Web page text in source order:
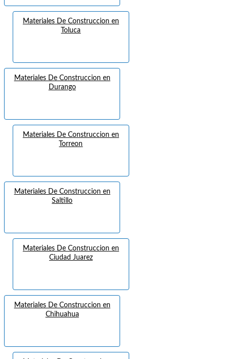
Materiales De Construccion en
Toluca
Materiales De Construccion en
Durango
Materiales De Construccion en
Torreon
Materiales De Construccion en
Saltillo
Materiales De Construccion en
Ciudad Juarez
Materiales De Construccion en
Chihuahua